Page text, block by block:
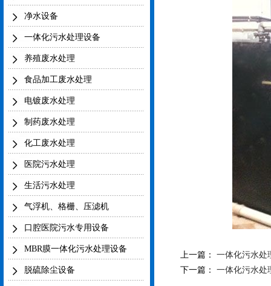
净水设备
一体化污水处理设备
养殖废水处理
食品加工废水处理
电镀废水处理
制药废水处理
化工废水处理
医院污水处理
生活污水处理
气浮机、格栅、压滤机
口腔医院污水专用设备
MBR膜一体化污水处理设备
脱硫除尘设备
上一篇：
一体化污水处
下一篇：
一体化污水处